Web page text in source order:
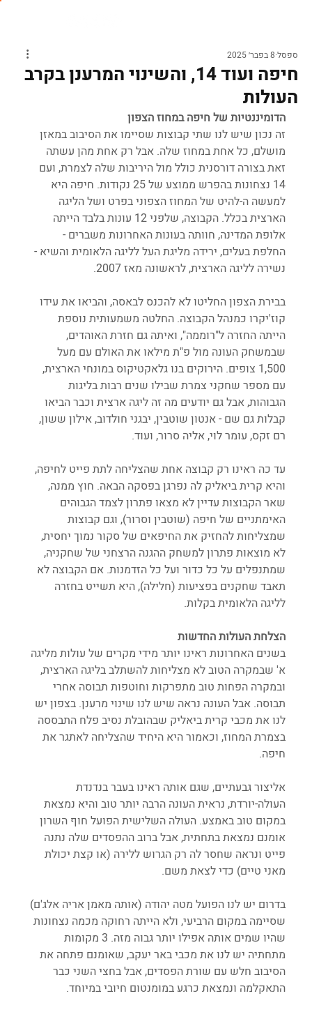
חיפה ועוד 14, והשינוי המרענן בקרב
העולות
ספסל 8 בפבר׳ 2025
הדומיננטיות של חיפה במחוז הצפון
זה נכון שיש לנו שתי קבוצות שסיימו את הסיבוב במאזן
מושלם, כל אחת במחוז שלה. אבל רק אחת מהן עשתה
זאת בצורה דורסנית כולל מול היריבות שלה לצמרת, ועם
14 נצחונות בהפרש ממוצע של 25 נקודות. חיפה היא
למעשה ה-להיט של המחוז הצפוני בפרט ושל הליגה
הארצית בכלל. הקבוצה, שלפני 12 עונות בלבד הייתה
אלופת המדינה, חוותה בעונות האחרונות משברים -
החלפת בעלים, ירידה מליגת העל לליגה הלאומית והשיא -
נשירה לליגה הארצית, לראשונה מאז 2007.
בבירת הצפון החליטו לא להכנס לבאסה, והביאו את עידו
קוז'יקרו כמנהל הקבוצה. החלטה משמעותית נוספת
הייתה החזרה ל"רוממה", ואיתה גם חזרת האוהדים,
שבמשחק העונה מול פ"ת מילאו את האולם עם מעל
1,500 צופים. הירוקים בנו גלאקטיקוס במונחי הארצית,
עם מספר שחקני צמרת שבילו שנים רבות בליגות
הגבוהות, אבל גם יודעים מה זה ליגה ארצית וכבר הביאו
קבלות גם שם - אנטון שוטבין, יבגני חולדוב, אילון ששון,
רם זקס, עומר לוי, אליה סרור, ועוד.
עד כה ראינו רק קבוצה אחת שהצליחה לתת פייט לחיפה,
והיא קרית ביאליק לה נפרגן בפסקה הבאה. חוץ ממנה,
שאר הקבוצות עדיין לא מצאו פתרון לצמד הגבוהים
האימתניים של חיפה (שוטבין וסרור), וגם קבוצות
שמצליחות להחזיק את החיפאים של סקור נמוך יחסית,
לא מוצאות פתרון למשחק ההגנה הרצחני של שחקניה,
שמתנפלים על כל כדור ועל כל הזדמנות. אם הקבוצה לא
תאבד שחקנים בפציעות (חלילה), היא תשייט בחזרה
לליגה הלאומית בקלות.
הצלחת העולות החדשות
בשנים האחרונות ראינו יותר מידי מקרים של עולות מליגה
א' שבמקרה הטוב לא מצליחות להשתלב בליגה הארצית,
ובמקרה הפחות טוב מתפרקות וחוטפות תבוסה אחרי
תבוסה. אבל העונה נראה שיש לנו שינוי מרענן. בצפון יש
לנו את מכבי קרית ביאליק שבהובלת נסיב פלח התבססה
בצמרת המחוז, וכאמור היא היחיד שהצליחה לאתגר את
חיפה.
אליצור גבעתיים, שגם אותה ראינו בעבר בנדנדת
העולה-יורדת, נראית העונה הרבה יותר טוב והיא נמצאת
במקום טוב באמצע. העולה השלישית הפועל חוף השרון
אומנם נמצאת בתחתית, אבל ברוב ההפסדים שלה נתנה
פייט ונראה שחסר לה רק הגרוש ללירה (או קצת יכולת
מאני טיים) כדי לצאת משם.
בדרום יש לנו הפועל מטה יהודה (אותה מאמן אריה אלג'ם)
שסיימה במקום הרביעי, ולא הייתה רחוקה מכמה נצחונות
שהיו שמים אותה אפילו יותר גבוה מזה. 3 מקומות
מתחתיה יש לנו את מכבי באר יעקב, שאומנם פתחה את
הסיבוב חלש עם שורת הפסדים, אבל בחצי השני כבר
התאקלמה ונמצאת כרגע במומנטום חיובי במיוחד.